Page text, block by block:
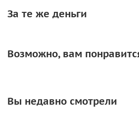
За те же деньги
Возможно, вам
Вы недавно смотрели